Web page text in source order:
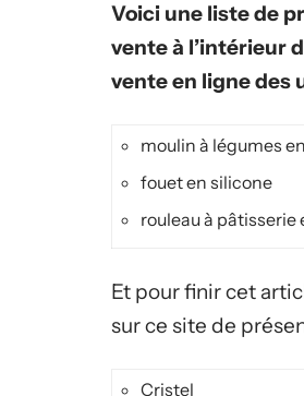
Voici une liste de
vente à l’intérieur
vente en ligne des
moulin à légumes
fouet en silicone
rouleau à pâtisserie
Et pour finir cet
sur ce site de
Cristel